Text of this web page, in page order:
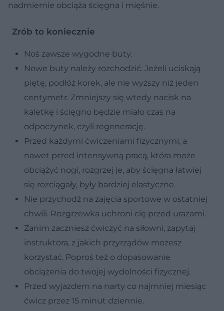
nadmiernie obciąża ścięgna i mięśnie.
Zrób to koniecznie
Noś zawsze wygodne buty.
Nowe buty należy rozchodzić. Jeżeli uciskają
piętę, podłóż korek, ale nie wyższy niż jeden
centymetr. Zmniejszy się wtedy nacisk na
kaletkę i ścięgno będzie miało czas na
odpoczynek, czyli regenerację.
Przed każdymi ćwiczeniami fizycznymi, a
nawet przed intensywną pracą, która może
obciążyć nogi, rozgrzej je, aby ścięgna łatwiej
się rozciągały, były bardziej elastyczne.
Nie przychodź na zajęcia sportowe w ostatniej
chwili. Rozgrzewka uchroni cię przed urazami.
Zanim zaczniesz ćwiczyć na siłowni, zapytaj
instruktora, z jakich przyrządów możesz
korzystać. Poproś też o dopasowanie
obciążenia do twojej wydolności fizycznej.
Przed wyjazdem na narty co najmniej miesiąc
ćwicz przez 15 minut dziennie.